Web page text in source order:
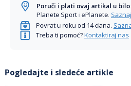
Poruči i plati ovaj artikal u
Planete Sport i ePlanete.
Povrat u roku od 14 dana.
Treba ti pomoć?Kontaktiraj nas
Pogledajte i sledeće artikle